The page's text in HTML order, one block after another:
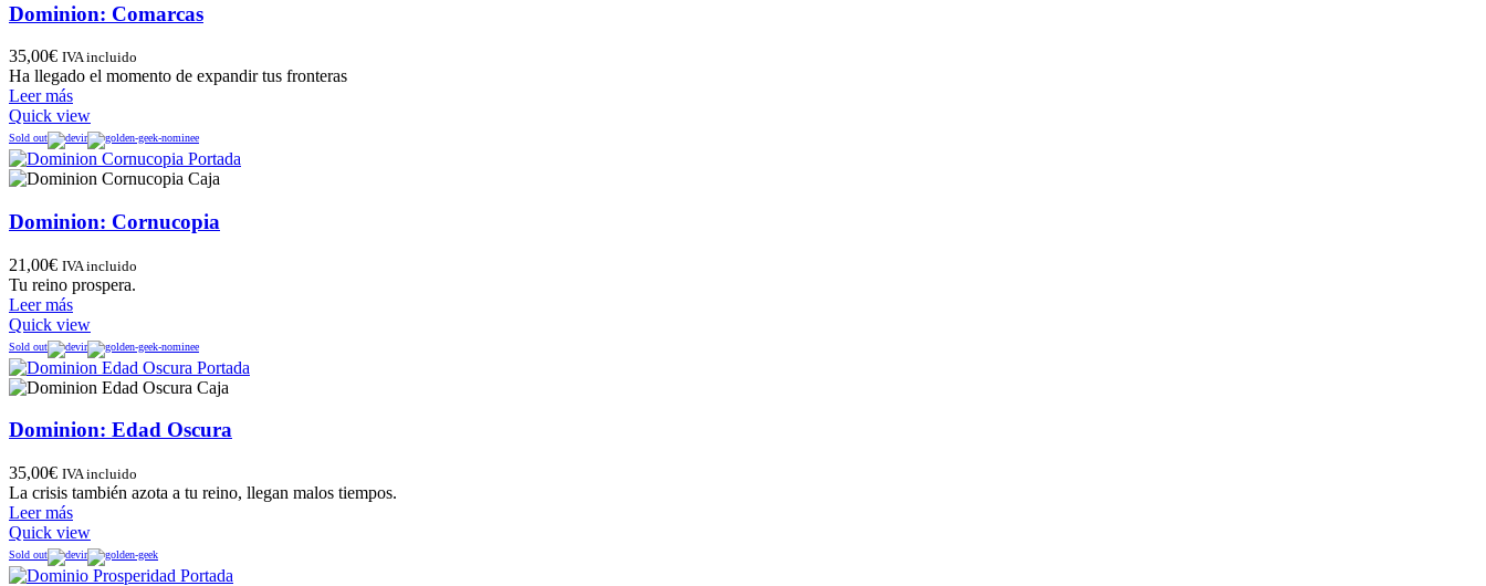
Dominion: Comarcas
35,00€ IVA incluido
Ha llegado el momento de expandir tus fronteras
Leer más
Quick view
Sold out
Dominion: Cornucopia
21,00€ IVA incluido
Tu reino prospera.
Leer más
Quick view
Sold out
Dominion: Edad Oscura
35,00€ IVA incluido
La crisis también azota a tu reino, llegan malos tiempos.
Leer más
Quick view
Sold out